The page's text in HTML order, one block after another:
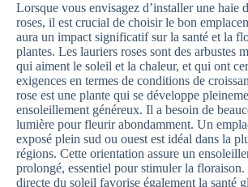
Lorsque vous envisagez d’installer une haie
roses, il est crucial de choisir le bon
aura un impact significatif sur la santé et la
plantes. Les lauriers roses sont des arbustes
qui aiment le soleil et la chaleur, et qui ont
exigences en termes de conditions de
rose est une plante qui se développe
ensoleillement généreux. Il a besoin de
lumière pour fleurir abondamment. Un
exposé plein sud ou ouest est idéal dans la
régions. Cette orientation assure un
prolongé, essentiel pour stimuler la
directe du soleil favorise également la santé